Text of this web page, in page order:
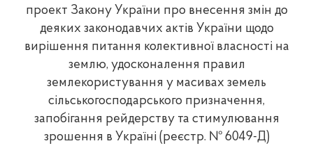
проект Закону України про внесення змін до
деяких законодавчих актів України щодо
вирішення питання колективної власності на
землю, удосконалення правил
землекористування у масивах земель
сільськогосподарського призначення,
запобігання рейдерству та стимулювання
зрошення в Україні (реєстр. № 6049-Д)